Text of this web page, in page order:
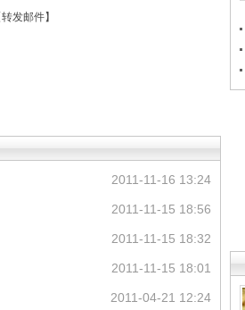
转发邮件】
2011-11-16 13:24
2011-11-15 18:56
2011-11-15 18:32
2011-11-15 18:01
2011-04-21 12:24